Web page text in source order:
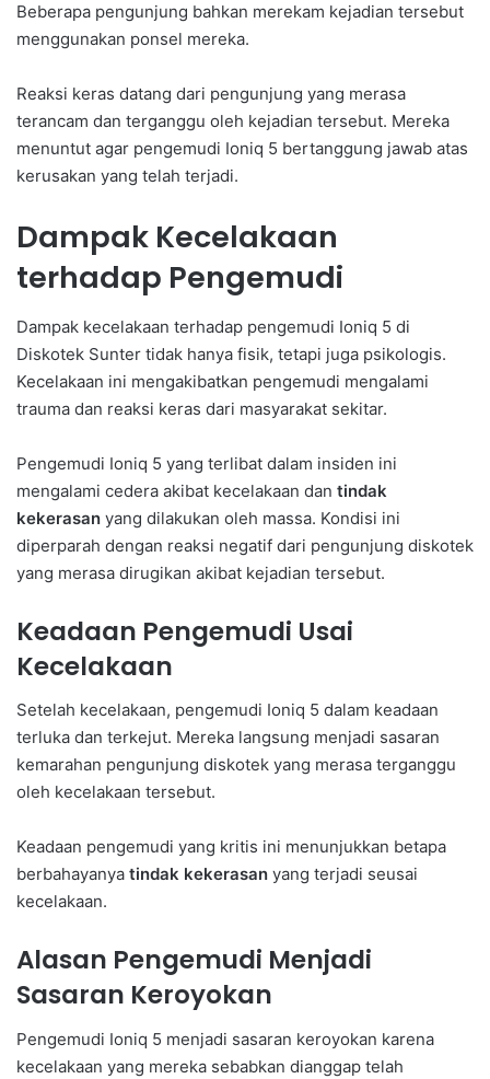
Beberapa pengunjung bahkan merekam kejadian tersebut
menggunakan ponsel mereka.
Reaksi keras datang dari pengunjung yang merasa
terancam dan terganggu oleh kejadian tersebut. Mereka
menuntut agar pengemudi Ioniq 5 bertanggung jawab atas
kerusakan yang telah terjadi.
Dampak Kecelakaan
terhadap Pengemudi
Dampak kecelakaan terhadap pengemudi Ioniq 5 di
Diskotek Sunter tidak hanya fisik, tetapi juga psikologis.
Kecelakaan ini mengakibatkan pengemudi mengalami
trauma dan reaksi keras dari masyarakat sekitar.
Pengemudi Ioniq 5 yang terlibat dalam insiden ini
mengalami cedera akibat kecelakaan dan tindak
kekerasan yang dilakukan oleh massa. Kondisi ini
diperparah dengan reaksi negatif dari pengunjung diskotek
yang merasa dirugikan akibat kejadian tersebut.
Keadaan Pengemudi Usai
Kecelakaan
Setelah kecelakaan, pengemudi Ioniq 5 dalam keadaan
terluka dan terkejut. Mereka langsung menjadi sasaran
kemarahan pengunjung diskotek yang merasa terganggu
oleh kecelakaan tersebut.
Keadaan pengemudi yang kritis ini menunjukkan betapa
berbahayanya tindak kekerasan yang terjadi seusai
kecelakaan.
Alasan Pengemudi Menjadi
Sasaran Keroyokan
Pengemudi Ioniq 5 menjadi sasaran keroyokan karena
kecelakaan yang mereka sebabkan dianggap telah